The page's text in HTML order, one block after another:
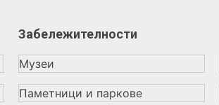
Забележителности
Музеи
Паметници и паркове